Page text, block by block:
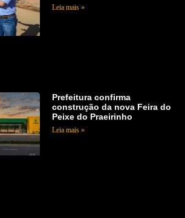
Leia mais »
Prefeitura confirma
construção da nova Feira do
Peixe do Praeirinho
Leia mais »